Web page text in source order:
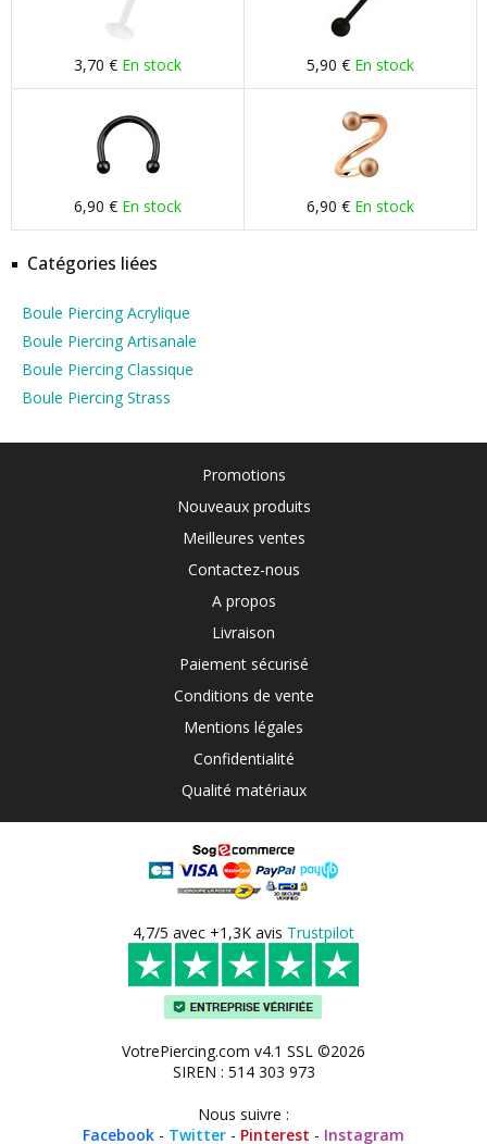
3,70 € En stock 5,90 € En stock
6,90 € En stock 6,90 € En stock
Catégories liées
Boule Piercing Acrylique
Boule Piercing Artisanale
Boule Piercing Classique
Boule Piercing Strass
Promotions
Nouveaux produits
Meilleures ventes
Contactez-nous
A propos
Livraison
Paiement sécurisé
Conditions de vente
Mentions légales
Confidentialité
Qualité matériaux
4,7/5 avec +1,3K avis Trustpilot
VotrePiercing.com v4.1 SSL ©2026
SIREN : 514 303 973
Nous suivre :
Facebook - Twitter - Pinterest - Instagram